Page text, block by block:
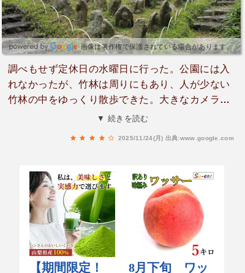
画像は著作権で保護されている場合があります。
調べもせず定休日の水曜日に行った。公園には入
れなかったが、竹林は周りにもあり、人が少ない
竹林の中をゆっくり散歩できた。大きなカメラを
三脚にセットして撮影されている人もいた。そこ
思った。
▼ 続きを読む
2025/11/24(月) 出典:www.google.com